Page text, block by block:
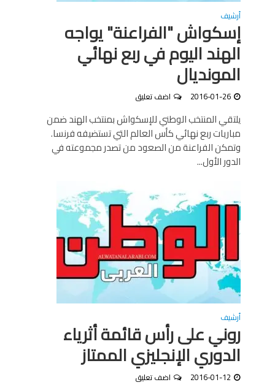
أرشيف
إسكواش "الفراعنة" يواجه
الهند اليوم في ربع نهائي
المونديال
2016-01-26 اضف تعليق
يلتقي المنتخب الوطني للإسكواش بمنتخب الهند ضمن
مباريات ربع نهائي كأس العالم التي تستضيفه فرنسا.
وتمكن الفراعنة من الصعود من تصدر مجموعته في
الدور الأول...
أرشيف
روني على رأس قائمة أثرياء
الدوري الإنجليزي الممتاز
2016-01-12 اضف تعليق